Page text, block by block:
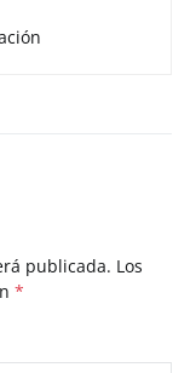
publicada. Los
*